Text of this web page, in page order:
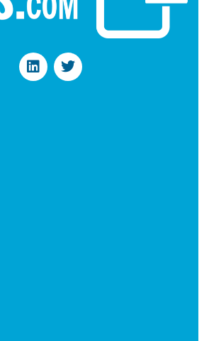
L
i
T
w